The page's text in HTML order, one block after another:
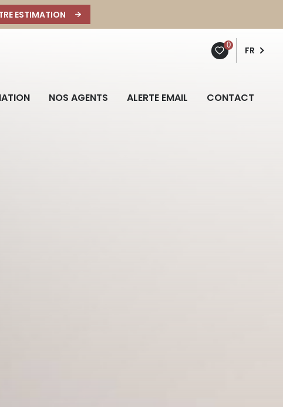
ESTIMATION
0 FR
NOS AGENTS ALERTE EMAIL CONTACT